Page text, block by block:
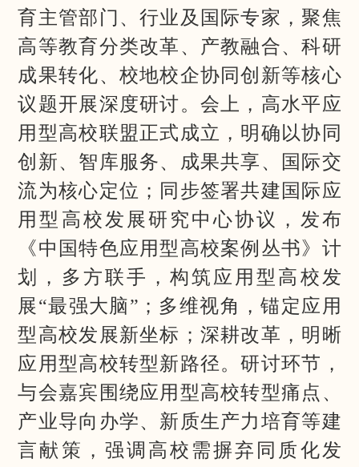
育主管部门、行业及国际专家，聚焦
高等教育分类改革、产教融合、科研
成果转化、校地校企协同创新等核心
议题开展深度研讨。会上，高水平应
用型高校联盟正式成立，明确以协同
创新、智库服务、成果共享、国际交
流为核心定位；同步签署共建国际应
用型高校发展研究中心协议，发布
《中国特色应用型高校案例丛书》计
划，多方联手，构筑应用型高校发
展“最强大脑”；多维视角，锚定应用
型高校发展新坐标；深耕改革，明晰
应用型高校转型新路径。研讨环节，
与会嘉宾围绕应用型高校转型痛点、
产业导向办学、新质生产力培育等建
言献策，强调高校需摒弃同质化发